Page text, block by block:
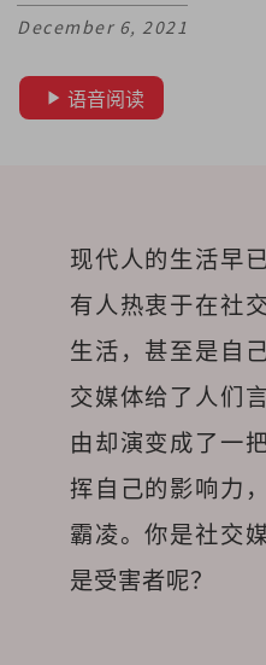
December 6, 2021
语音阅读
现代人的生活早
有人热衷于在社
生活，甚至是自
交媒体给了人们
由却演变成了一
挥自己的影响力
霸凌。你是社交
是受害者呢？